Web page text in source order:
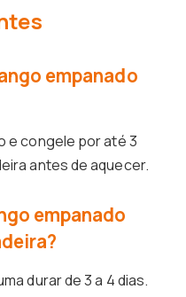
empanado
e congele por até 3
antes de aquecer.
empanado
durar de 3 a 4 dias.